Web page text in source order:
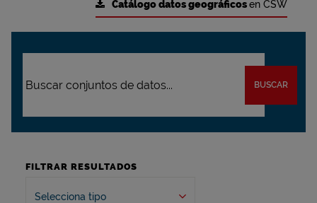
Catálogo datos geográficosen CSW
BUSCAR
FILTRAR RESULTADOS
Selecciona tipo